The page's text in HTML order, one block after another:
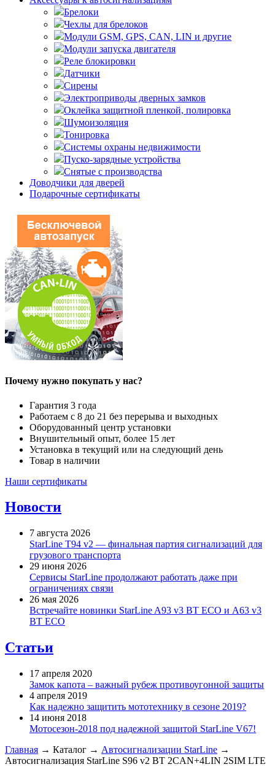
Брелоки
Чехлы для брелоков
Модули GSM, GPS, CAN, LIN и другие
Модули запуска двигателя
Реле блокировки
Датчики
Сирены
Электроприводы дверных замков
Оклейка защитной пленкой, полировка
Шумоизоляция
Тонировка
Системы охраны недвижимости
Пуско-зарядные устройства
Снятые с производства
Доводчики для дверей
Подарочные сертификаты
Почему нужно покупать у нас?
Гарантия 3 года
Работаем с 8 до 21 без перерыва и выходных
Оборудованный центр установки
Внушительный опыт, более 15 лет
Установка в текущий или на следующий день
Товар в наличии
Наши сертификаты
Новости
7 августа 2026
StarLine T94 v2 — финальная партия сигнализаций для
грузового транспорта
29 июня 2026
Сервисы StarLine продолжают работать даже при
ограничениях связи
26 мая 2026
Встречайте новинки StarLine A93 v3 BT ECO и A63 v3
BT ECO
Статьи
17 апреля 2020
Замок капота – важный рубеж противоугонной защиты
4 апреля 2019
Как надежно защитить мототехнику в сезоне 2019?
14 июня 2018
Мотосезон-2018 под надежной защитой StarLine V67!
Главная → Каталог → Автосигнализации StarLine →
Автосигнализация StarLine S96 v2 BT 2CAN+4LIN 2SIM LTE